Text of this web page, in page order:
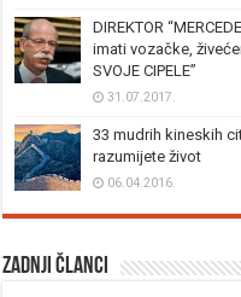
DIREKTOR
imati vozačke,
SVOJE CIPELE”
31.07.2017.
33 mudrih kineskih
razumijete život
06.04.2016.
Zadnji članci